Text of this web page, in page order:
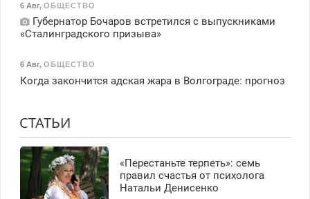
6 Авг, ОБЩЕСТВО
Губернатор Бочаров встретился с выпускниками
«Сталинградского призыва»
6 Авг, ОБЩЕСТВО
Когда закончится адская жара в Волгограде: прогноз
СТАТЬИ
«Перестаньте терпеть»: семь
правил счастья от психолога
Натальи Денисенко